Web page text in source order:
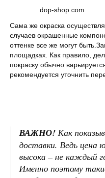
dop-shop.com
Сама же окраска
случаев окрашенные
оттенке все же могут
площадках. Как правило,
покраску обычно
рекомендуется уточнить
ВАЖНО! Как
доставки. Ведь цена
высока – не каждый
Именно поэтому